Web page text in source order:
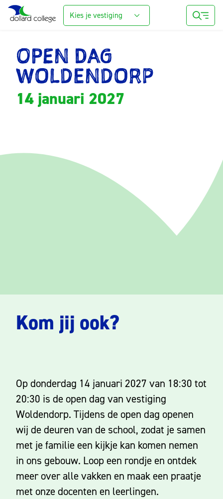
Kies je vestiging
OPEN DAG
WOLDENDORP
14 januari 2027
Kom jij ook?
Op donderdag 14 januari 2027 van 18:30 tot
20:30 is de open dag van vestiging
Woldendorp. Tijdens de open dag openen
wij de deuren van de school, zodat je samen
met je familie een kijkje kan komen nemen
in ons gebouw. Loop een rondje en ontdek
meer over alle vakken en maak een praatje
met onze docenten en leerlingen.